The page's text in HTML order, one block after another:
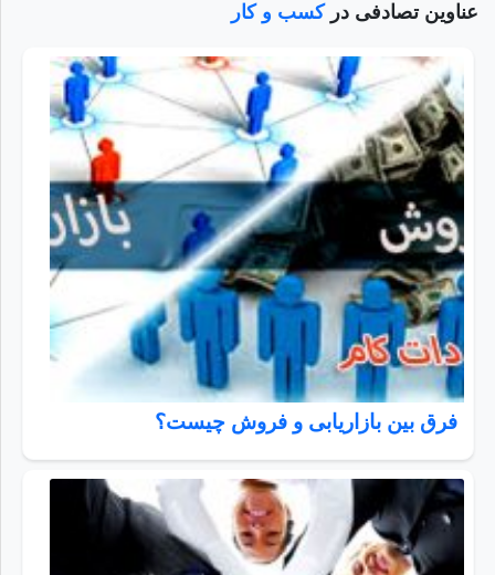
عناوین تصادفی درکسب و کار
فرق بین بازاریابی و فروش چیست؟